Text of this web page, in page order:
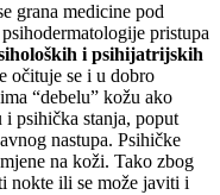
grana medicine pod
pristupa
i psihijatrijskih
očituje se i u dobro
“debelu” kožu ako
psihička stanja, poput
nastupa. Psihičke
na koži. Tako zbog
nokte ili se može javiti i